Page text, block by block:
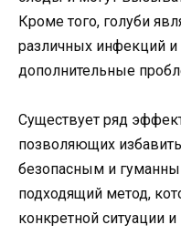
Кроме того, голуби
различных инфекций и
дополнительные
Существует ряд
позволяющих
безопасным и
подходящий метод,
конкретной ситуации